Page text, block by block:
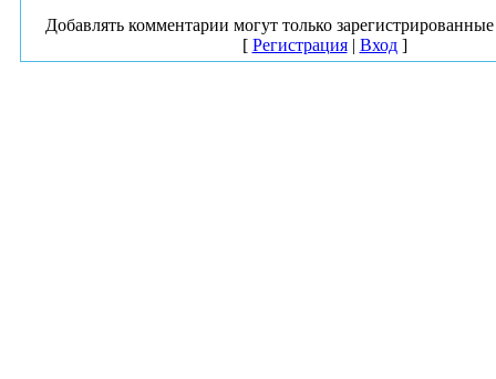
Добавлять комментарии могут только
[ Регистрация| Вход]